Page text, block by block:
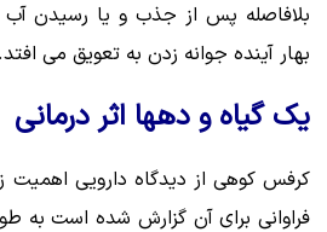
بلافاصله پس از جذب و یا رسیدن آب
بهار آینده جوانه زدن به تعویق می افتد.
یک گیاه و دهها اثر درمانی
کرفس کوهی از دیدگاه دارویی اهمیت
فراوانی برای آن گزارش شده است به